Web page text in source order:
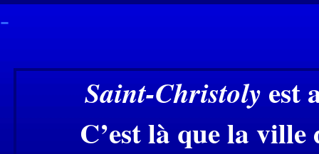
-
Saint-Christoly est
C’est là que la ville